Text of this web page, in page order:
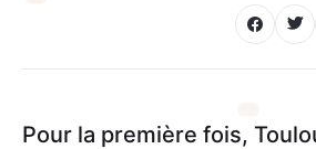
Pour la première fois,